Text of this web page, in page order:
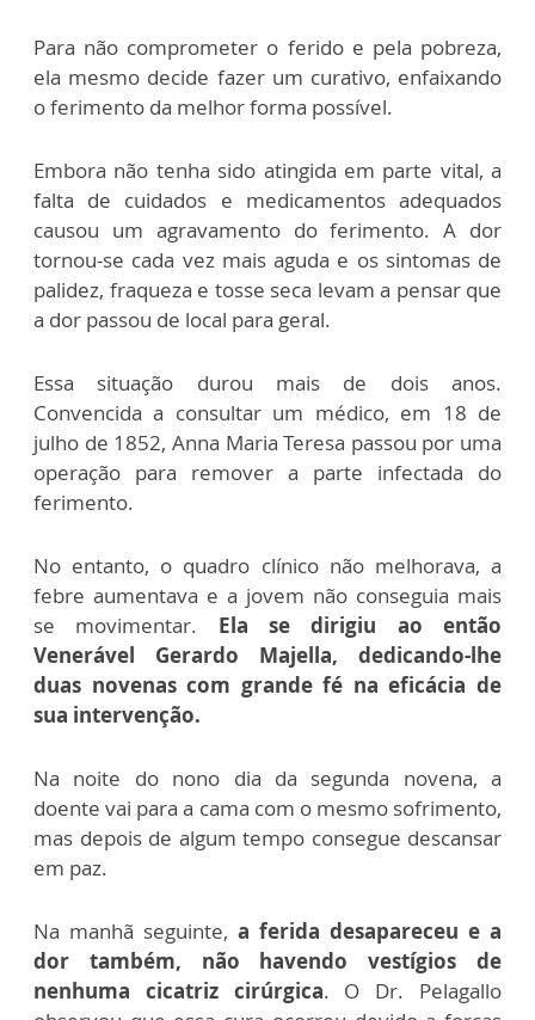
Para não comprometer o ferido e pela pobreza,
ela mesmo decide fazer um curativo, enfaixando
o ferimento da melhor forma possível.
Embora não tenha sido atingida em parte vital, a
falta de cuidados e medicamentos adequados
causou um agravamento do ferimento. A dor
tornou-se cada vez mais aguda e os sintomas de
palidez, fraqueza e tosse seca levam a pensar que
a dor passou de local para geral.
Essa situação durou mais de dois anos.
Convencida a consultar um médico, em 18 de
julho de 1852, Anna Maria Teresa passou por uma
operação para remover a parte infectada do
ferimento.
No entanto, o quadro clínico não melhorava, a
febre aumentava e a jovem não conseguia mais
se movimentar. Ela se dirigiu ao então
Venerável Gerardo Majella, dedicando-lhe
duas novenas com grande fé na eficácia de
sua intervenção.
Na noite do nono dia da segunda novena, a
doente vai para a cama com o mesmo sofrimento,
mas depois de algum tempo consegue descansar
em paz.
Na manhã seguinte, a ferida desapareceu e a
dor também, não havendo vestígios de
nenhuma cicatriz cirúrgica. O Dr. Pelagallo